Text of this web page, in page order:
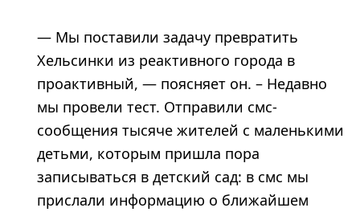
— Мы поставили задачу превратить
Хельсинки из реактивного города в
проактивный, — поясняет он. – Недавно
мы провели тест. Отправили смс-
сообщения тысяче жителей с маленькими
детьми, которым пришла пора
записываться в детский сад: в смс мы
прислали информацию о ближайшем